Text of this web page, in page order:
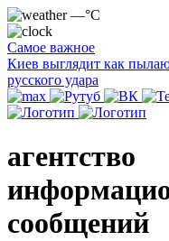
—°C
Самое важное
Киев выглядит как
русского удара
агентство
сообщений